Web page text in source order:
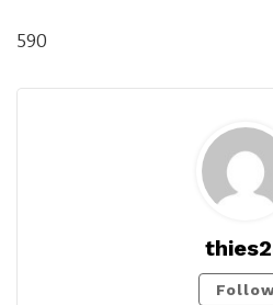
590